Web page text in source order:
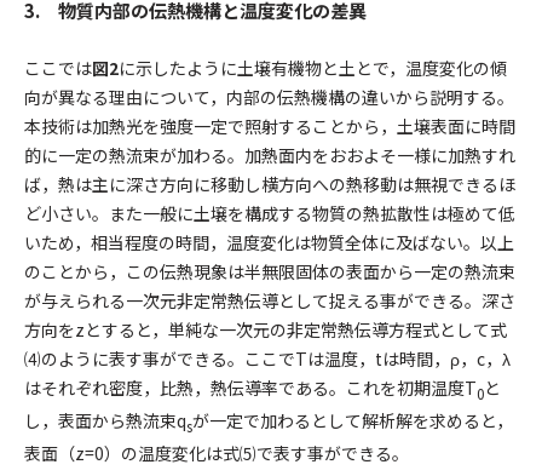
3. 物質内部の伝熱機構と温度変化の差異
ここでは図2に示したように土壌有機物と土とで，温度変化の傾
向が異なる理由について，内部の伝熱機構の違いから説明する。
本技術は加熱光を強度一定で照射することから，土壌表面に時間
的に一定の熱流束が加わる。加熱面内をおおよそ一様に加熱すれ
ば，熱は主に深さ方向に移動し横方向への熱移動は無視できるほ
ど小さい。また一般に土壌を構成する物質の熱拡散性は極めて低
いため，相当程度の時間，温度変化は物質全体に及ばない。以上
のことから，この伝熱現象は半無限固体の表面から一定の熱流束
が与えられる一次元非定常熱伝導として捉える事ができる。深さ
方向をzとすると，単純な一次元の非定常熱伝導方程式として式
⑷のように表す事ができる。ここでTは温度， tは時間，ρ， c，λ
はそれぞれ密度，比熱，熱伝導率である。これを初期温度T0と
し，表面から熱流束qsが一定で加わるとして解析解を求めると，
表面（z=0）の温度変化は式⑸で表す事ができる。